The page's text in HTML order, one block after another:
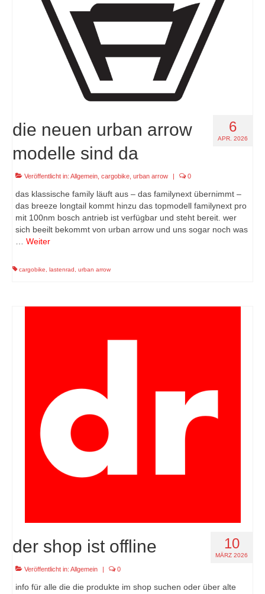
6
APR. 2026
die neuen urban arrow
modelle sind da
Veröffentlicht in: Allgemein cargobike urban arrow 0
das klassische family läuft aus – das familynext übernimmt –
das breeze longtail kommt hinzu das topmodell familynext pro
mit 100nm bosch antrieb ist verfügbar und steht bereit. wer
sich beeilt bekommt von urban arrow und uns sogar noch was
… Weiter
cargobike, lastenrad , urban arrow
10
MÄRZ 2026
der shop ist offline
Veröffentlicht in: Allgemein 0
info für alle die die produkte im shop suchen oder über alte